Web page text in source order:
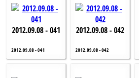
2012.09.08 - 041
2012.09.08 - 041
2012.09.08 - 042
2012.09.08 - 042